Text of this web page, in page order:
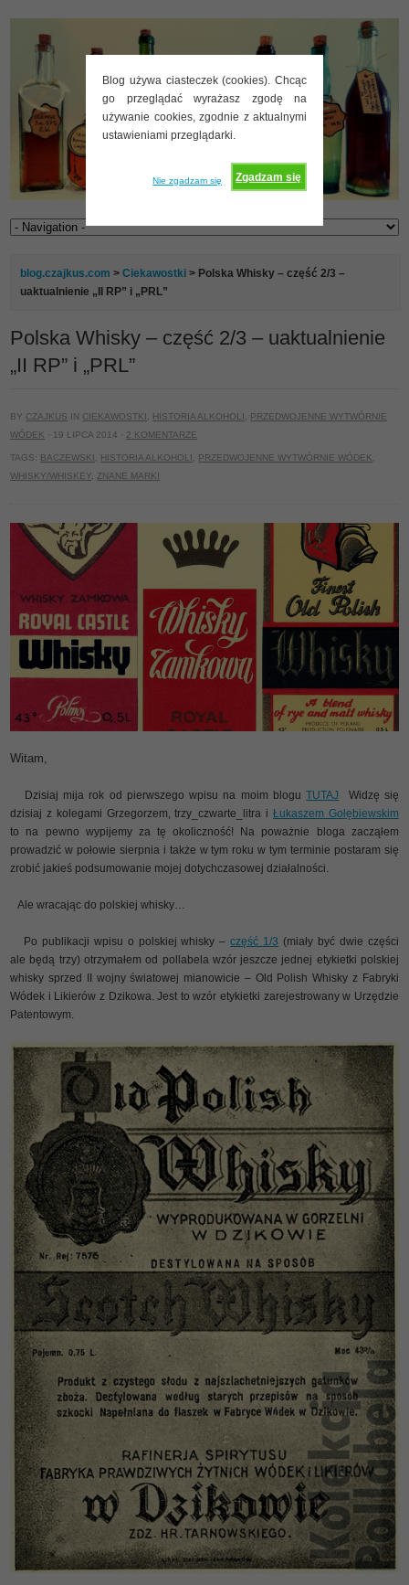
Blog używa ciasteczek (cookies). Chcąc
go przeglądać wyrażasz zgodę na
używanie cookies, zgodnie z aktualnymi
ustawieniami przeglądarki.
Zgadzam się
Nie zgadzam się
blog.czajkus.com >Ciekawostki > Polska Whisky – część 2/3 –
uaktualnienie „II RP” i „PRL”
Polska Whisky – część 2/3 – uaktualnienie
„II RP” i „PRL”
BY CZAJKUS IN CIEKAWOSTKI HISTORIA ALKOHOLI
PRZEDWOJENNE WYTWÓRNIE
WÓDEK · 19 LIPCA 2014 · 2 KOMENTARZE
TAGS: BACZEWSKI HISTORIA ALKOHOLI PRZEDWOJENNE WYTWÓRNIE WÓDEK
WHISKY/WHISKEY
ZNANE MARKI
Witam,
Dzisiaj mija rok od pierwszego wpisu na moim bloguTUTAJ
Widzę się
dzisiaj z kolegami Grzegorzem, trzy_czwarte_litra i Łukaszem Gołębiewskim
to na pewno wypijemy za tę okoliczność! Na poważnie bloga zacząłem
prowadzić w połowie sierpnia i także w tym roku w tym terminie postaram się
zrobić jakieś podsumowanie mojej dotychczasowej działalności.
Ale wracając do polskiej whisky…
Po publikacji wpisu o polskiej whisky –część 1/3 (miały być dwie części
ale będą trzy) otrzymałem od pollabela wzór jeszcze jednej etykietki polskiej
whisky sprzed II wojny światowej mianowicie – Old Polish Whisky z Fabryki
Wódek i Likierów z Dzikowa. Jest to wzór etykietki zarejestrowany w Urzędzie
Patentowym.